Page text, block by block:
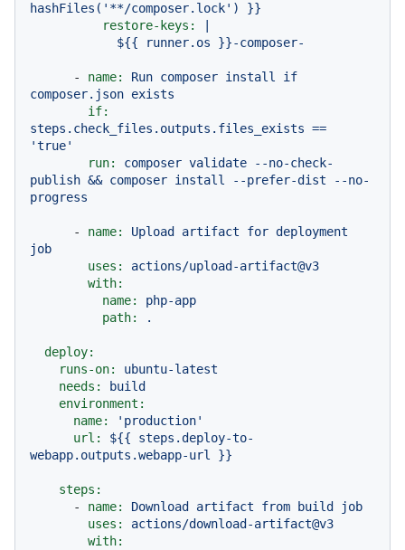
hashFiles('**/composer.lock')
}}
restore-keys:
- name: Run composer install
if
composer.json exists
if:
steps.check_files.outputs.files_exists ==
'true'
run:
composer validate
--no-check-
publish && composer install --prefer-dist
--no-
progress
- name: Upload artifact for deployment
job
uses:
actions/upload-artifact@v3
with:
name:
php-app
path:
.
deploy:
runs-on:
ubuntu-latest
needs:
build
environment:
name:
'production'
url:
${{
steps.deploy-to-
webapp.outputs.webapp-url
}}
steps:
-
name: Download artifact from build
job
uses:
actions/download-artifact@v3
with: